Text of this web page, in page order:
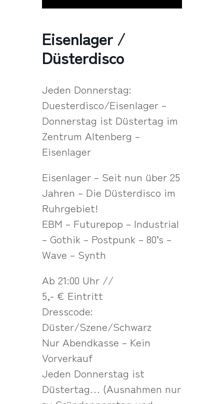
Eisenlager /
Düsterdisco
Jeden Donnerstag:
Duesterdisco/Eisenlager –
Donnerstag ist Düstertag im
Zentrum Altenberg –
Eisenlager
Eisenlager – Seit nun über 25
Jahren – Die Düsterdisco im
Ruhrgebiet!
EBM – Futurepop – Industrial
– Gothik – Postpunk – 80’s –
Wave – Synth
Ab 21:00 Uhr //
5,- € Eintritt
Dresscode:
Düster/Szene/Schwarz
Nur Abendkasse – Kein
Vorverkauf
Jeden Donnerstag ist
Düstertag… (Ausnahmen nur